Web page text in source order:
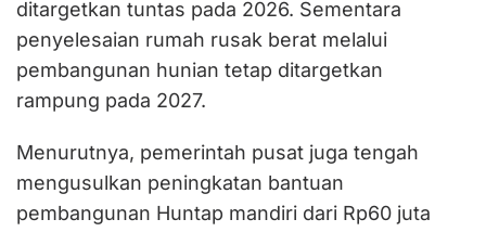
ditargetkan tuntas pada 2026. Sementara
penyelesaian rumah rusak berat melalui
pembangunan hunian tetap ditargetkan
rampung pada 2027.
Menurutnya, pemerintah pusat juga tengah
mengusulkan peningkatan bantuan
pembangunan Huntap mandiri dari Rp60 juta